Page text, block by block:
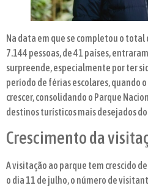
Na data em que se completou o
7.144 pessoas, de 41 países,
surpreende, especialmente por ter
período de férias escolares, quando
crescer, consolidando o Parque
destinos turísticos mais desejados do
Crescimento da
A visitação ao parque tem crescido
o dia 11 de julho, o número de